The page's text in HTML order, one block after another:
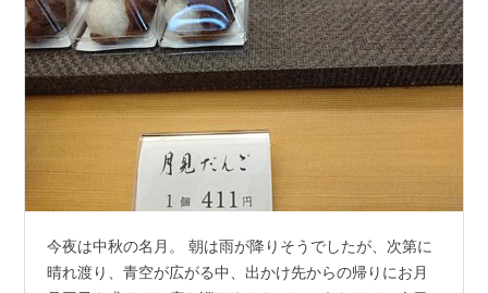
今夜は中秋の名月。 朝は雨が降りそうでしたが、次第に
晴れ渡り、青空が広がる中、出かけ先からの帰りにお月